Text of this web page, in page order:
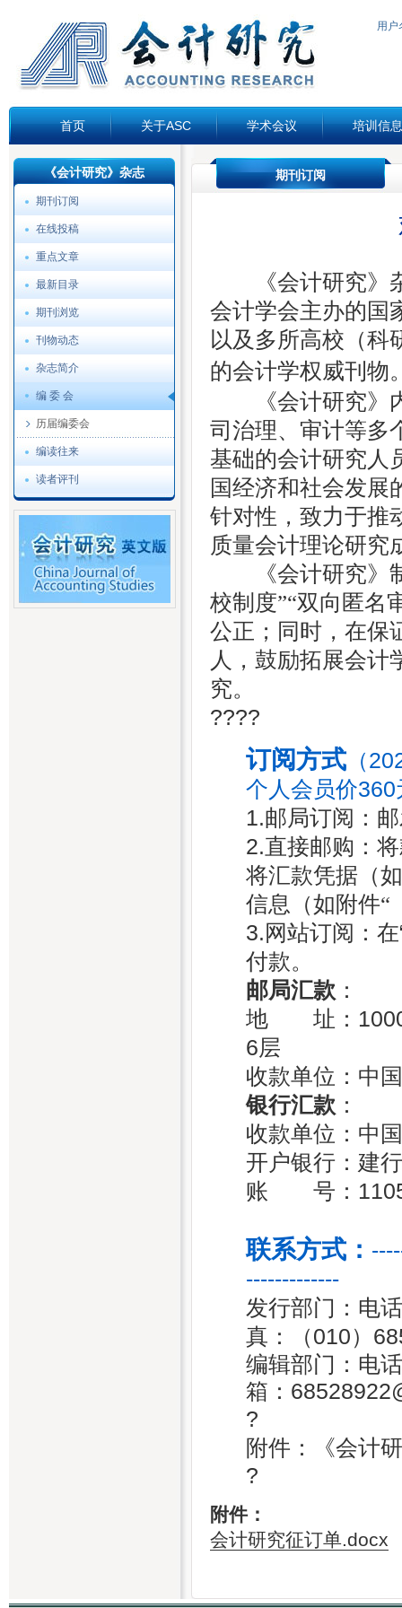
用户
首页 关于ASC 学术会议 培训信息
English
《会计研究》杂志
期刊订阅
在线投稿
重点文章
最新目录
期刊浏览
刊物动态
杂志简介
编 委 会
历届编委会
编读往来
读者评刊
期刊订阅
《会计研究
会计学会主办的国
以及多所高校（科
的会计学权威刊物
《会计研究》内
司治理、审计等多
基础的会计研究人
国经济和社会发展
针对性，致力于推
质量会计理论研究
《会计研究》制
校制度”“双向匿名
公正；同时，在保
人，鼓励拓展会计
究。
????
订阅方式 （
个人会员价360
1.邮局订阅：
2.直接邮购：
将汇款凭据（
信息（如附件“
3.网站订阅：
付款。
邮局汇款 ：
地 址：
6层
收款单位：中
银行汇款 ：
收款单位：中
开户银行：建
账 号：
联系方式：
-------------
发行部门：电
真：（010）
编辑部门：电
箱：
?
附件：《会计
?
附件：
会计研究征订单.docx